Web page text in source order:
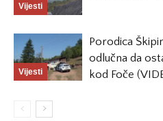
Vijesti
Vijesti
Porodica
odlučna da
kod Foče